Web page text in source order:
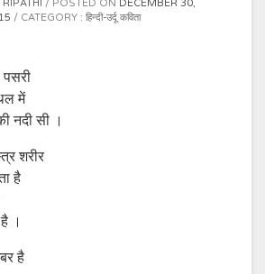
POSTED ON DECEMBER 30,
CATEGORY : हिन्दी-उर्दू कविता
में
सी ।
शरीर
है
।
है